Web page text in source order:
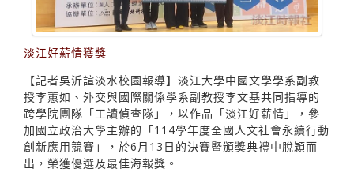
淡江好薪情獲獎
【記者吳沂諠淡水校園報導】淡江大學中國文學學系副教
授李蕙如、外交與國際關係學系副教授李文基共同指導的
跨學院團隊「工讀偵查隊」，以作品「淡江好薪情」，參
加國立政治大學主辦的「114學年度全國人文社會永續行動
創新應用競賽」，於6月13日的決賽暨頒獎典禮中脫穎而
出，榮獲優選及最佳海報獎。